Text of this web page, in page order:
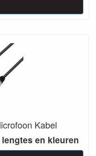
Kabel
en kleuren